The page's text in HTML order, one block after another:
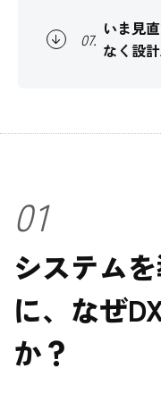
07.
いま見
なく設
01
システム
に、なぜ
か？